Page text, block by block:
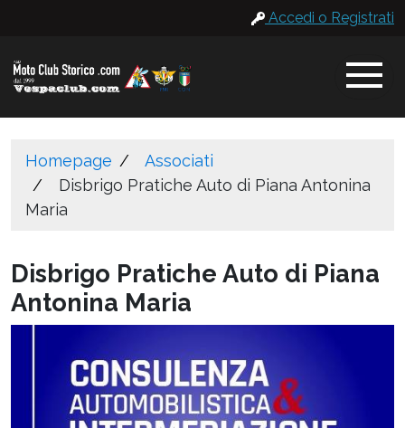
Accedi o Registrati
Homepage
Associati
Disbrigo Pratiche Auto di Piana Antonina
Maria
Disbrigo Pratiche Auto di Piana
Antonina Maria